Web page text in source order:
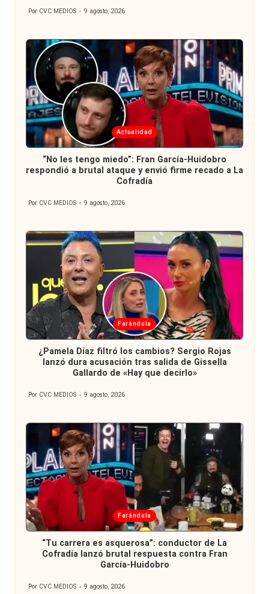
Publicado
Por CVC MEDIOS 9 agosto, 2026
Publicada
en
Actualidad
“No les tengo miedo”: Fran García-Huidobro
respondió a brutal ataque y envió firme recado a La
Cofradía
Publicado
Por CVC MEDIOS 9 agosto, 2026
Publicada
en
Farándula
¿Pamela Díaz filtró los cambios? Sergio Rojas
lanzó dura acusación tras salida de Gissella
Gallardo de «Hay que decirlo»
Publicado
Por CVC MEDIOS 9 agosto, 2026
Publicada
en
Farándula
“Tu carrera es asquerosa”: conductor de La
Cofradía lanzó brutal respuesta contra Fran
García-Huidobro
Por CVC MEDIOS 9 agosto, 2026